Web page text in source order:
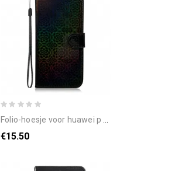
folio-hoesje voor huawei p smart s pure kleur
€15.50